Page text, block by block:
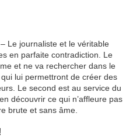
Le journaliste et le véritable
en parfaite contradiction. Le
et ne va rechercher dans le
lui permettront de créer des
Le second est au service du
découvrir ce qui n’affleure pas
brute et sans âme.